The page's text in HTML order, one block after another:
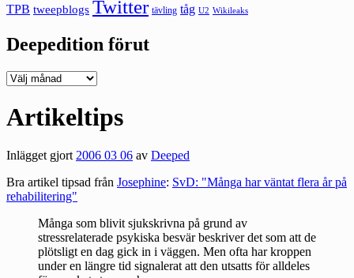
TPB tweepblogs Twitter tävling tåg U2 Wikileaks
Deepedition förut
Deepedition
Artikeltips
Inlägget gjort2006 03 06 av Deeped
Bra artikel tipsad från Josephine: SvD: "Många har väntat flera år på
rehabilitering"
Många som blivit sjukskrivna på grund av
stressrelaterade psykiska besvär beskriver det som att de
plötsligt en dag gick in i väggen. Men ofta har kroppen
under en längre tid signalerat att den utsatts för alldeles